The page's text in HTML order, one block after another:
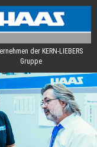
der KERN-LIEBERS
Gruppe